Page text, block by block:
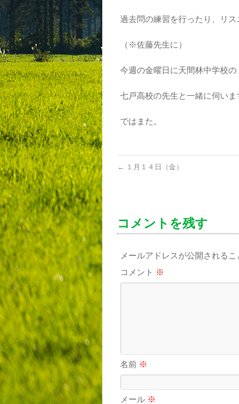
過去問の練習を行ったり、リ
（※佐藤先生に）
今週の金曜日に天間林中学校
七戸高校の先生と一緒に伺い
ではまた。
← １月１４日（金）
コメントを残す
メールアドレスが公開されるこ
コメント ※
名前 ※
メール ※